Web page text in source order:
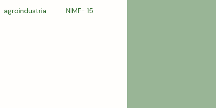
agroindustria NIMF- 15